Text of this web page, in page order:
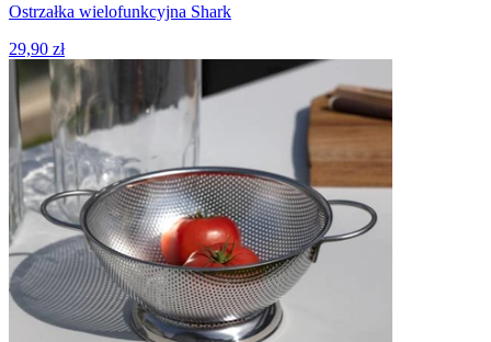
Ostrzałka wielofunkcyjna Shark
29,90 zł